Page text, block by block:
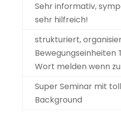
Sehr informativ,
sehr hilfreich!
strukturiert,
Bewegungseinheiten
Wort melden wenn
Super Seminar mit
Background